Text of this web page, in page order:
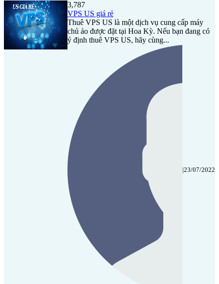
3,787
VPS US giá rẻ
Thuê VPS US là một dịch vụ cung cấp máy
chủ ảo được đặt tại Hoa Kỳ. Nếu bạn đang có
ý định thuê VPS US, hãy cùng...
|23/07/2022